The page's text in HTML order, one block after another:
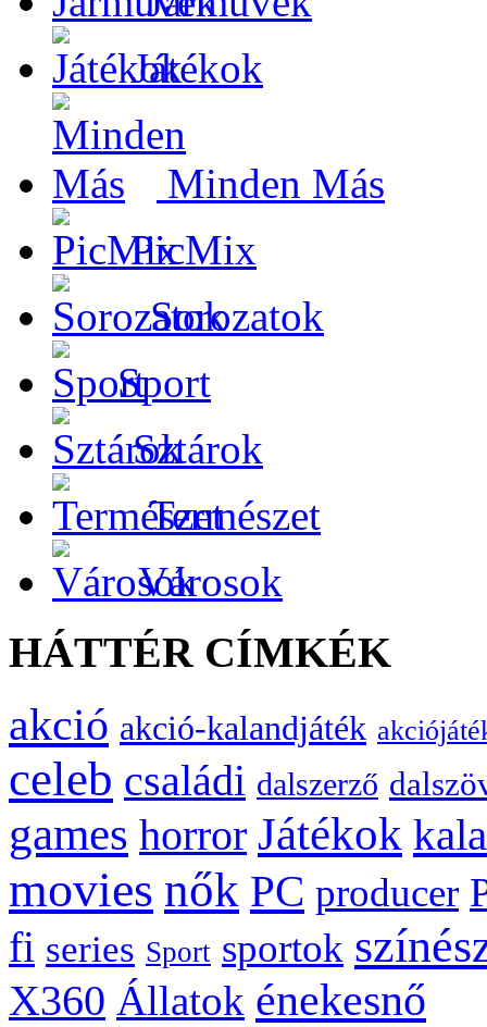
Játékok
Minden Más
PicMix
Sorozatok
Sport
Sztárok
Természet
Városok
HÁTTÉR CÍMKÉK
akció akció-kalandjáték
celeb családi dalszerző
games horror Játékok
movies nők PC producer
fi series Sport sportok
X360 Állatok énekesnő